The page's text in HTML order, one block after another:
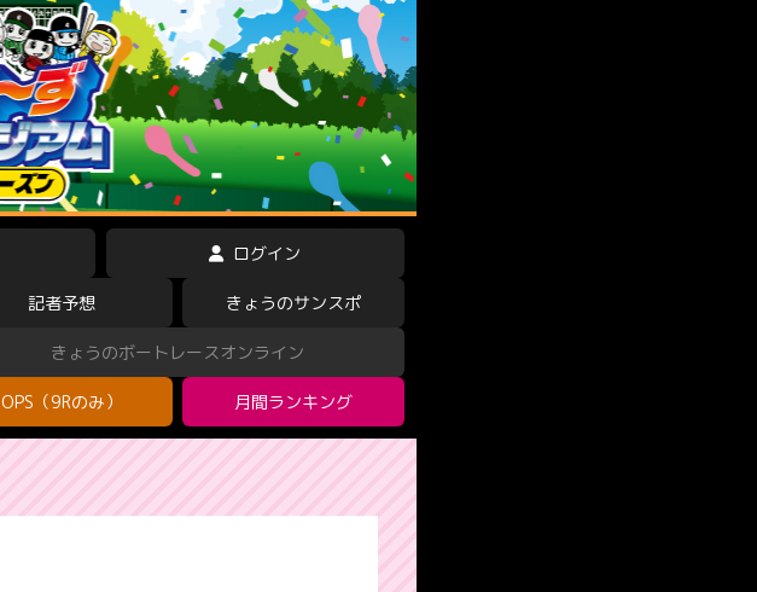
ログイン
記者予想 きょうのサンスポ
きょうのボートレースオンライン
OPS（9Rのみ） 月間ランキング